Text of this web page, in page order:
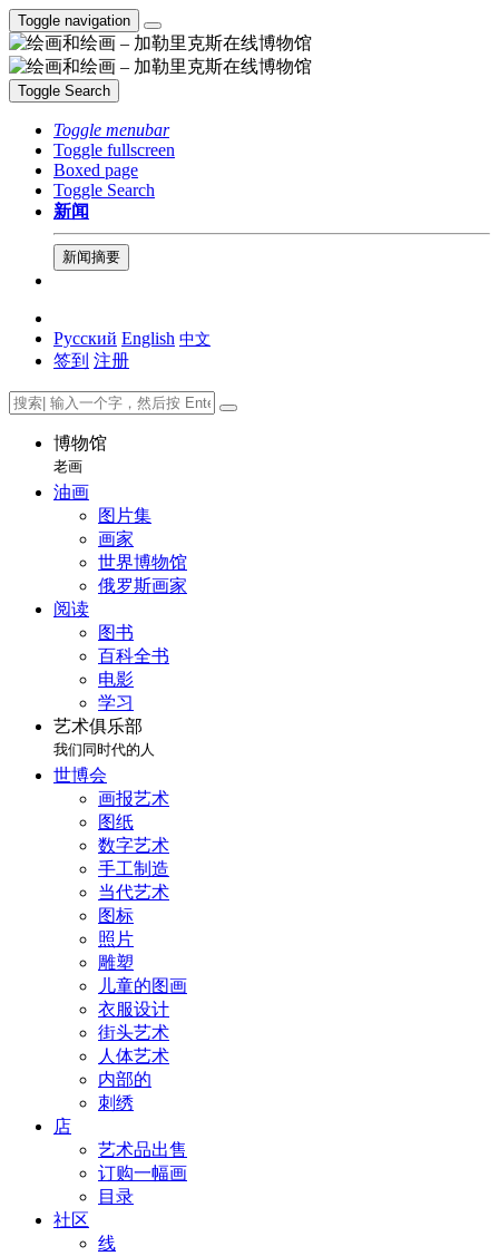
Toggle navigation
Toggle Search
Toggle menubar
Toggle fullscreen
Boxed page
Toggle Search
新闻
新闻摘要
Русский English 中文
签到 注册
博物馆
老画
油画
图片集
画家
世界博物馆
俄罗斯画家
阅读
图书
百科全书
电影
学习
艺术俱乐部
我们同时代的人
世博会
画报艺术
图纸
数字艺术
手工制造
当代艺术
图标
照片
雕塑
儿童的图画
衣服设计
街头艺术
人体艺术
内部的
刺绣
店
艺术品出售
订购一幅画
目录
社区
线